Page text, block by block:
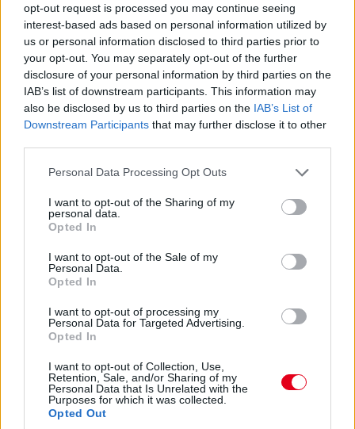
opt-out request is processed you may continue seeing
interest-based ads based on personal information utilized by
us or personal information disclosed to third parties prior to
your opt-out. You may separately opt-out of the further
disclosure of your personal information by third parties on the
IAB’s list of downstream participants. This information may
also be disclosed by us to third parties on the IAB’s List of
Downstream Participants that may further disclose it to other
Please note that this website/app uses one or more Google
not limited to your visit or usage behaviour. You may click to
grant or deny consent to Google and its third-party tags to
use your data for below specified purposes in below Google
consent section.
Personal Data Processing Opt Outs
I want to opt-out of the Sharing of my
personal data.
Opted In
I want to opt-out of the Sale of my
Personal Data.
Opted In
I want to opt-out of processing my
Personal Data for Targeted Advertising.
Opted In
I want to opt-out of Collection, Use,
Retention, Sale, and/or Sharing of my
Personal Data that Is Unrelated with the
Purposes for which it was collected.
Opted Out
15:29
Na nézzük, mi a helyet: Kubica 10 másodperccel
vezet Estre előtt, aki újabb kilenccel a most sokat bukó Fuoco
előtt.
15:27
Itt a dráma! A turbópékek kapnak egy áthajtásos
gyorshajtása nagyon sokba kerül. Massonék, a VDS Panis
Kulcsfontosságú pillanat: egy körrel Kubica után
bokszban a #6-os és bokszban az #50-es! Mindkettő tankolt,
Kubica viszont előttük frissebb gumin!
cserélnek a #83-ason, de Kubica marad az autóban. A #6-os
és az #50-es a következő körben jön, az #51-es később.